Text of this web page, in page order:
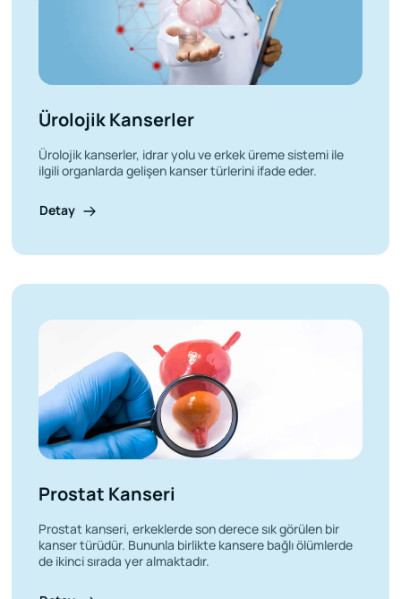
Ürolojik Kanserler
Ürolojik kanserler, idrar yolu ve erkek üreme sistemi ile
ilgili organlarda gelişen kanser türlerini ifade eder.
Detay
Prostat Kanseri
Prostat kanseri, erkeklerde son derece sık görülen bir
kanser türüdür. Bununla birlikte kansere bağlı ölümlerde
de ikinci sırada yer almaktadır.